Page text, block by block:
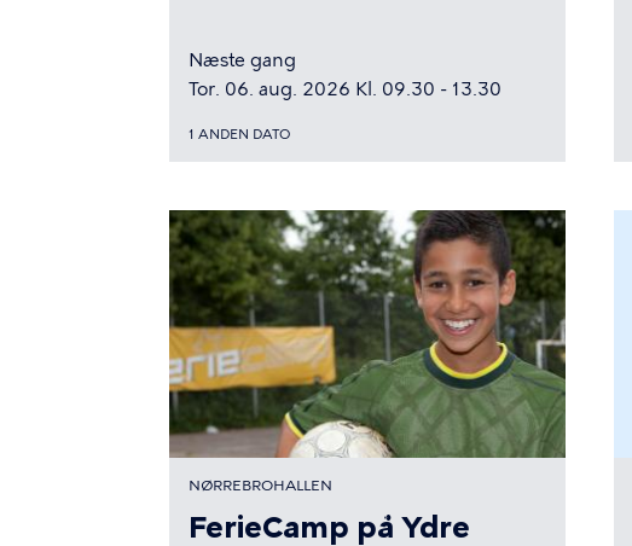
Næste gang
Tor. 06. aug. 2026 Kl. 09.30 - 13.30
1 ANDEN DATO
NØRREBROHALLEN
FerieCamp på Ydre